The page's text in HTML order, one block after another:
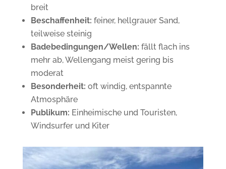
breit
Beschaffenheit: feiner, hellgrauer Sand,
teilweise steinig
Badebedingungen/Wellen: fällt flach ins
mehr ab, Wellengang meist gering bis
moderat
Besonderheit: oft windig, entspannte
Atmosphäre
Publikum: Einheimische und Touristen,
Windsurfer und Kiter